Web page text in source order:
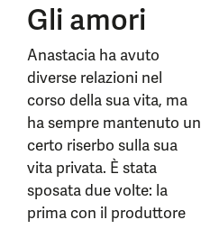
Gli amori
Anastacia ha avuto
diverse relazioni nel
corso della sua vita, ma
ha sempre mantenuto un
certo riserbo sulla sua
vita privata. È stata
sposata due volte: la
prima con il produttore